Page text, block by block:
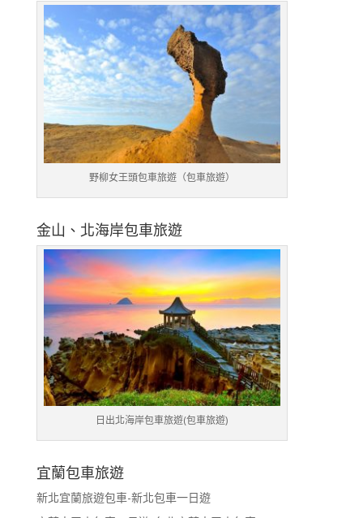
野柳女王頭包車旅遊（包車旅遊）
金山、北海岸包車旅遊
日出北海岸包車旅遊(包車旅遊)
宜蘭包車旅遊
新北宜蘭旅遊包車-新北包車一日遊